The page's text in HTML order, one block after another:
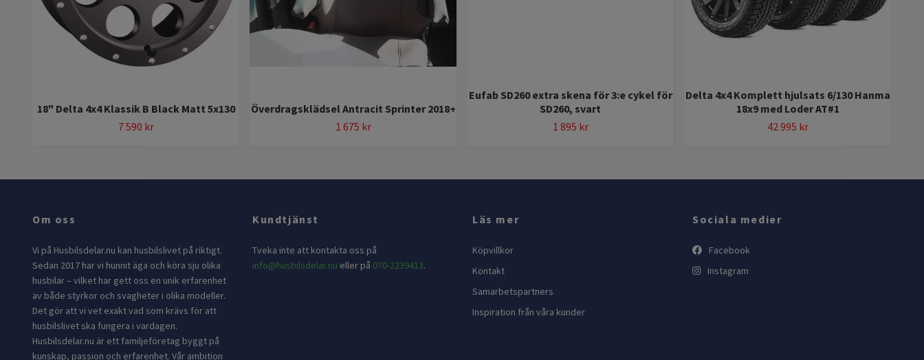
18" Delta 4x4 Klassik B Black Matt 5x130
7 590 kr
Överdragsklädsel Antracit Sprinter 2018+
1 675 kr
Eufab SD260 extra skena för 3:e cykel för
SD260, svart
1 895 kr
Delta 4x4 Komplett hjulsats 6/130 Hanma
18x9 med Loder AT#1
42 995 kr
Om oss
Vi på Husbilsdelar.nu kan husbilslivet på riktigt.
Sedan 2017 har vi hunnit äga och köra sju olika
husbilar – vilket har gett oss en unik erfarenhet
av både styrkor och svagheter i olika modeller.
Det gör att vi vet exakt vad som krävs för att
husbilslivet ska fungera i vardagen.
Husbilsdelar.nu är ett familjeföretag byggt på
kunskap, passion och erfarenhet. Vår ambition
Kundtjänst
Tveka inte att kontakta oss på
info@husbilsdelar.nu eller på 070-2239413.
Läs mer
Köpvillkor
Kontakt
Samarbetspartners
Inspiration från våra kunder
Sociala medier
Facebook
Instagram